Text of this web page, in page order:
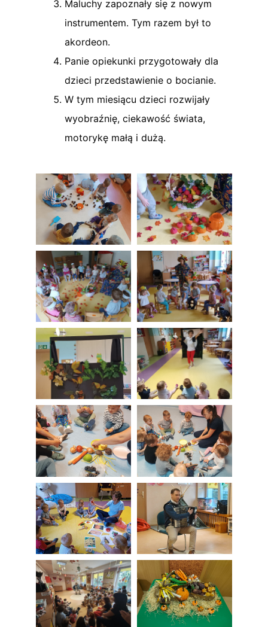
Maluchy zapoznały się z nowym
instrumentem. Tym razem był to
akordeon.
Panie opiekunki przygotowały dla
dzieci przedstawienie o bocianie.
W tym miesiącu dzieci rozwijały
wyobraźnię, ciekawość świata,
motorykę małą i dużą.